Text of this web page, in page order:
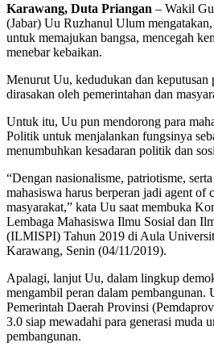
Karawang, Duta Priangan – Wakil
(Jabar) Uu Ruzhanul Ulum
untuk memajukan bangsa, mencegah
menebar kebaikan.
Menurut Uu, kedudukan dan keputusan
dirasakan oleh pemerintahan dan
Untuk itu, Uu pun mendorong para
Politik untuk menjalankan fungsinya
menumbuhkan kesadaran politik dan
“Dengan nasionalisme, patriotisme,
mahasiswa harus berperan jadi agent of
masyarakat,” kata Uu saat membuka
Lembaga Mahasiswa Ilmu Sosial dan
(ILMISPI) Tahun 2019 di Aula
Karawang, Senin (04/11/2019).
Apalagi, lanjut Uu, dalam lingkup
mengambil peran dalam pembangunan.
Pemerintah Daerah Provinsi
3.0 siap mewadahi para generasi muda
pembangunan.